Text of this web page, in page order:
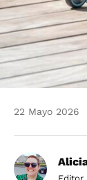
22 Mayo 2026